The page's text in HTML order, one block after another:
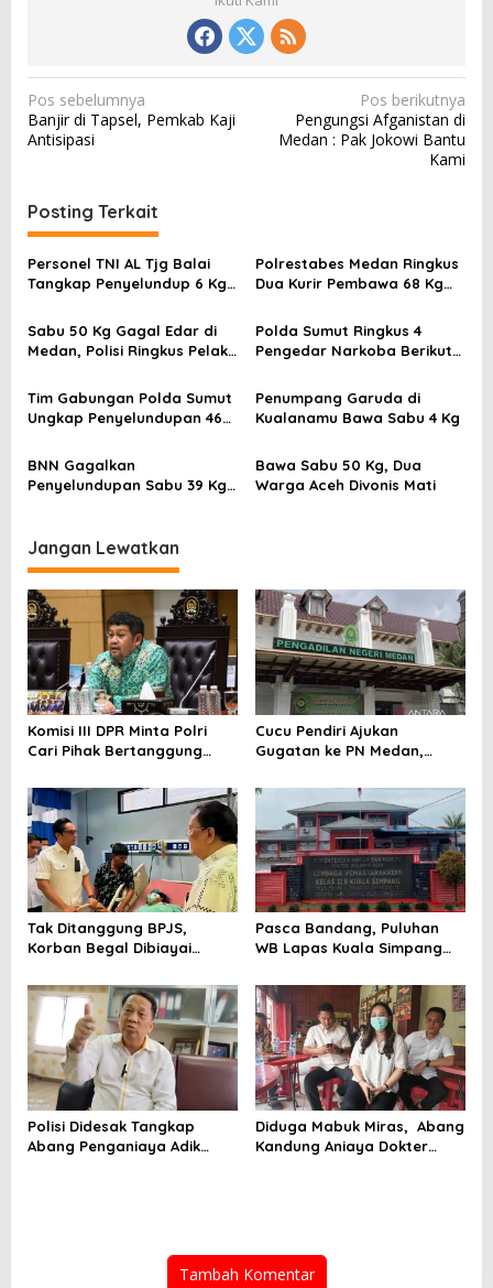
N
a
g
a
s
p
s
Pos sebelumnya
Banjir di Tapsel, Pemkab Kaji
Antisipasi
Pos berikutnya
Pengungsi Afganistan di
Medan : Pak Jokowi Bantu
Kami
Posting Terkait
Personel TNI AL Tjg Balai
Tangkap Penyelundup 6 Kg
Polrestabes Medan Ringkus
Dua Kurir Pembawa 68 Kg
Sabu 50 Kg Gagal Edar di
Medan, Polisi Ringkus Pelaku
Polda Sumut Ringkus 4
Pengedar Narkoba Berikut
Tim Gabungan Polda Sumut
Ungkap Penyelundupan 46
Penumpang Garuda di
Kualanamu Bawa Sabu 4 Kg
BNN Gagalkan
Penyelundupan Sabu 39 Kg
Bawa Sabu 50 Kg, Dua
Warga Aceh Divonis Mati
Jangan Lewatkan
Komisi III DPR Minta Polri
Cari Pihak Bertanggung
yang Picu Blackout
Cucu Pendiri Ajukan
Gugatan ke PN Medan,
Parulian
Tak Ditanggung BPJS,
Korban Begal Dibiayai
Pasca Bandang, Puluhan
WB Lapas Kuala Simpang
Kembali
Polisi Didesak Tangkap
Abang Penganiaya Adik
Diduga Mabuk Miras, Abang
Kandung Aniaya Dokter
Tambah Komentar